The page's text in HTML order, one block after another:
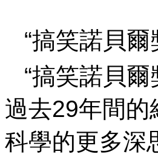
“搞笑諾貝
“搞笑諾貝
過去29年間的
科學的更多深